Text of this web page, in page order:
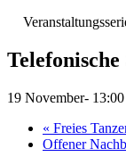
19 November- 13:00
« Freies
Offener